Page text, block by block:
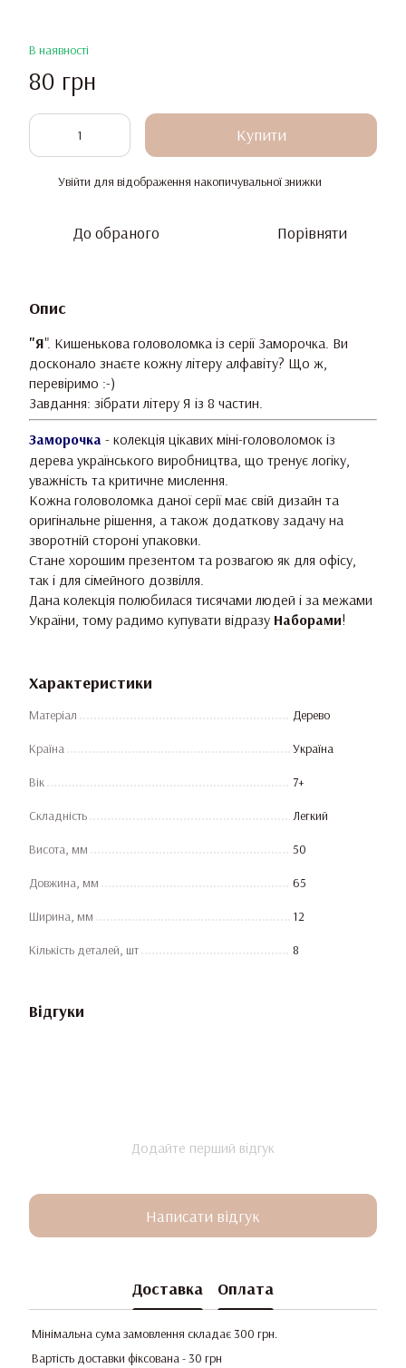
В наявності
80 грн
Купити
Увійти для відображення накопичувальної знижки
До обраного Порівняти
Опис
"Я". Кишенькова головоломка із серії Заморочка. Ви
досконало знаєте кожну літеру алфавіту? Що ж,
перевіримо :-)
Завдання: зібрати літеру Я із 8 частин.
Заморочка - колекція цікавих міні-головоломок із
дерева українського виробництва, що тренує логіку,
уважність та критичне мислення.
Кожна головоломка даної серії має свій дизайн та
оригінальне рішення, а також додаткову задачу на
зворотній стороні упаковки.
Стане хорошим презентом та розвагою як для офісу,
так і для сімейного дозвілля.
Дана колекція полюбилася тисячами людей і за межами
України, тому радимо купувати відразу Наборами!
Характеристики
Матеріал Дерево
Країна Україна
Вік 7+
Складність Легкий
Висота, мм 50
Довжина, мм 65
Ширина, мм 12
Кількість деталей, шт 8
Відгуки
Додайте перший відгук
Написати відгук
Доставка Оплата
Мінімальна сума замовлення складає 300 грн.
Вартість доставки фіксована - 30 грн